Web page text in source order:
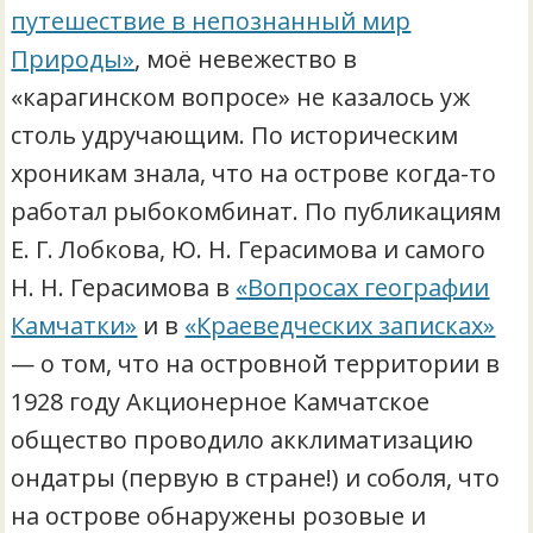
путешествие в непознанный мир
Природы», моё невежество в
«карагинском вопросе» не казалось уж
столь удручающим. По историческим
хроникам знала, что на острове когда-то
работал рыбокомбинат. По публикациям
Е. Г. Лобкова, Ю. Н. Герасимова и самого
Н. Н. Герасимова в «Вопросах географии
Камчатки» и в «Краеведческих записках»
— о том, что на островной территории в
1928 году Акционерное Камчатское
общество проводило акклиматизацию
ондатры (первую в стране!) и соболя, что
на острове обнаружены розовые и